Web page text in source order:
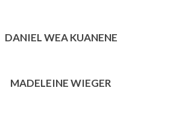
DANIEL WEA KUANENE
MADELEINE WIEGER